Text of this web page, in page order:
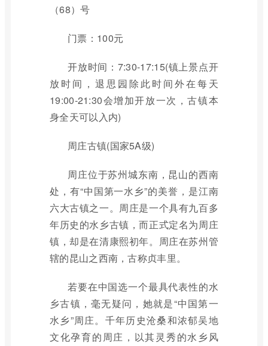
（68）号
门票：100元
开放时间：7:30-17:15(镇上景点开
放时间，退思园除此时间外在每天
19:00-21:30会增加开放一次，古镇本
身全天可以入内)
周庄古镇(国家5A级)
周庄位于苏州城东南，昆山的西南
处，有“中国第一水乡”的美誉，是江南
六大古镇之一。周庄是一个具有九百多
年历史的水乡古镇，而正式定名为周庄
镇，却是在清康熙初年。周庄在苏州管
辖的昆山之西南，古称贞丰里。
若要在中国选一个最具代表性的水
乡古镇，毫无疑问，她就是“中国第一
水乡”周庄。千年历史沧桑和浓郁吴地
文化孕育的周庄，以其灵秀的水乡风